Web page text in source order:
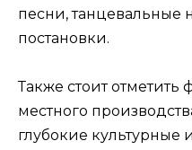
песни, танцевальные
постановки.
Также стоит
местного
глубокие культурные